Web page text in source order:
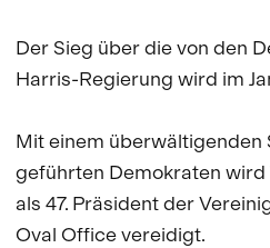
Der Sieg über die von den
Harris-Regierung wird im
Mit einem überwältigenden
geführten Demokraten wird
als 47. Präsident der
Oval Office vereidigt.